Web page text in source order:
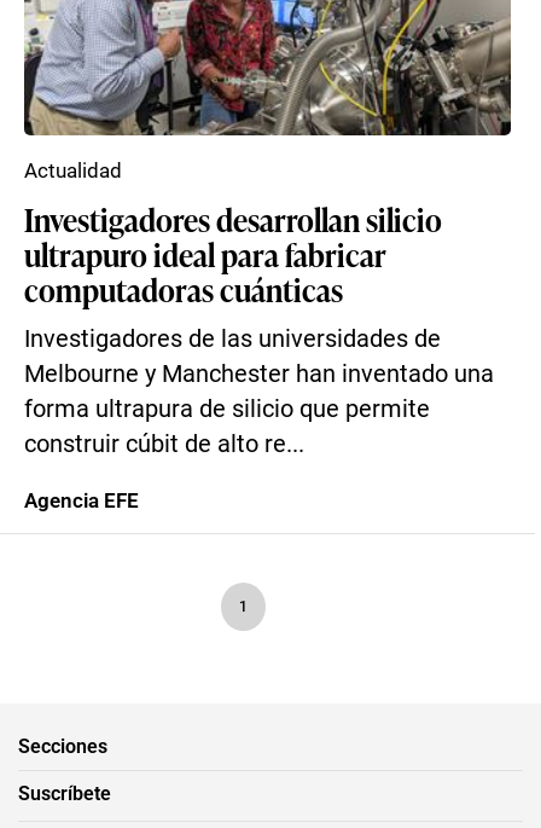
Investigadores desarrollan silicio
ultrapuro ideal para fabricar
computadoras cuánticas
Investigadores de las universidades de
Melbourne y Manchester han inventado una
forma ultrapura de silicio que permite
construir cúbit de alto re...
Actualidad
Agencia EFE
1
Secciones
Suscríbete